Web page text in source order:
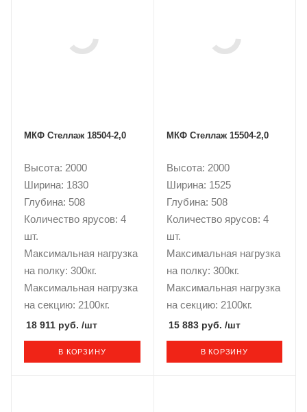
МКФ Стеллаж 18504-2,0
Высота: 2000
Ширина: 1830
Глубина: 508
Количество ярусов: 4
шт.
Максимальная нагрузка
на полку: 300кг.
Максимальная нагрузка
на секцию: 2100кг.
18 911 руб. /шт
В КОРЗИНУ
МКФ Стеллаж 15504-2,0
Высота: 2000
Ширина: 1525
Глубина: 508
Количество ярусов: 4
шт.
Максимальная нагрузка
на полку: 300кг.
Максимальная нагрузка
на секцию: 2100кг.
15 883 руб. /шт
В КОРЗИНУ